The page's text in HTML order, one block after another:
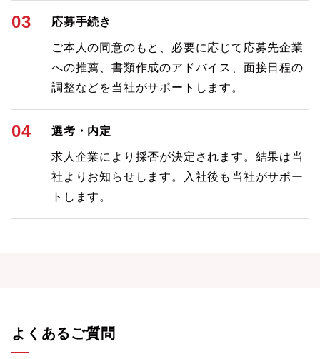
03 応募手続き
ご本人の同意のもと、必要に応じて応募先企業
への推薦、書類作成のアドバイス、面接日程の
調整などを当社がサポートします。
04 選考・内定
求人企業により採否が決定されます。結果は当
社よりお知らせします。入社後も当社がサポー
トします。
よくあるご質問